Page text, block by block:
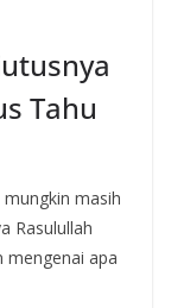
Tahu
mungkin masih
Rasulullah
mengenai apa